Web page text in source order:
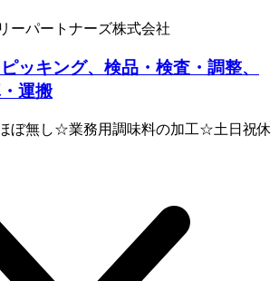
ーパートナーズ株式会社
ッキング、検品・検査・調整、
運搬
ぼ無し☆業務用調味料の加工☆土日祝休